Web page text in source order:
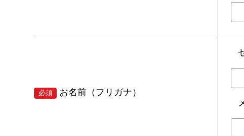
必須 お名前（フリガナ）